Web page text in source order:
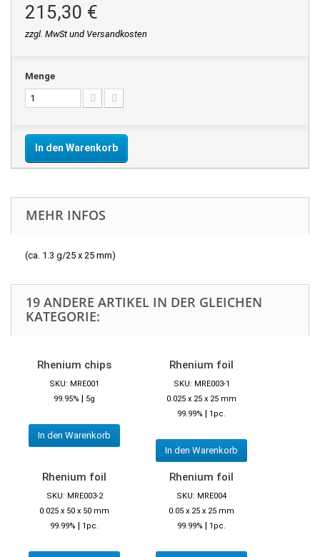
215,30 €
zzgl. MwSt und Versandkosten
Menge
In den Warenkorb
MEHR INFOS
(ca. 1.3 g/25 x 25 mm)
19 ANDERE ARTIKEL IN DER GLEICHEN
KATEGORIE:
Rhenium chips
SKU: MRE001
99.95% | 5g
In den Warenkorb
Rhenium foil
SKU: MRE003-1
0.025 x 25 x 25 mm
99.99% | 1pc.
In den Warenkorb
Rhenium foil
SKU: MRE003-2
0.025 x 50 x 50 mm
99.99% | 1pc.
Rhenium foil
SKU: MRE004
0.05 x 25 x 25 mm
99.99% | 1pc.